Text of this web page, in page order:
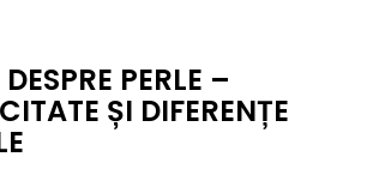
PERLE –
ȘI DIFERENȚE